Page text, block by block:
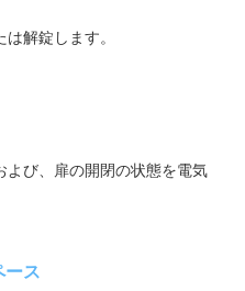
解錠します。
よび、扉の開閉の状態を電気
ース